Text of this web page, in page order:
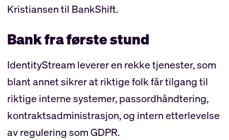
Kristiansen til BankShift.
Bank fra første stund
IdentityStream leverer en rekke tjenester, som
blant annet sikrer at riktige folk får tilgang til
riktige interne systemer, passordhåndtering,
kontraktsadministrasjon, og intern etterlevelse
av regulering som GDPR.